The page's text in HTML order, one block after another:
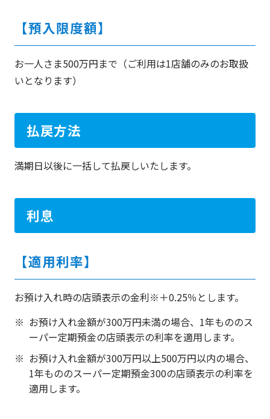
【預入限度額】
お一人さま500万円まで（ご利用は1店舗のみのお取扱
いとなります）
払戻方法
満期日以後に一括して払戻しいたします。
利息
【適用利率】
お預け入れ時の店頭表示の金利※＋0.25％とします。
お預け入れ金額が300万円未満の場合、1年もののス
ーパー定期預金の店頭表示の利率を適用します。
お預け入れ金額が300万円以上500万円以内の場合、
1年もののスーパー定期預金300の店頭表示の利率を
適用します。